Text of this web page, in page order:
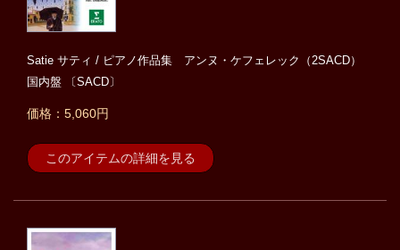
Satie サティ / ピアノ作品集 アンヌ・ケフェレック（2SACD）
国内盤 〔SACD〕
価格：5,060円
このアイテムの詳細を見る